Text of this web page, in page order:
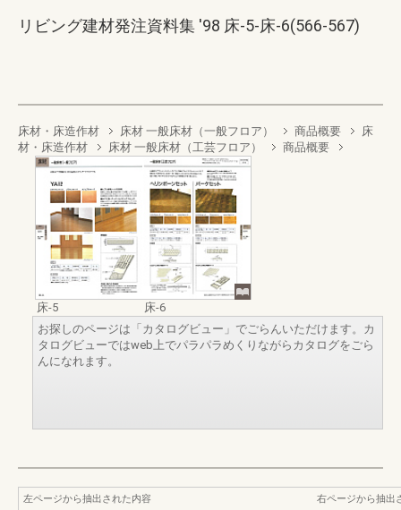
リビング建材発注資料集 '98 床-5-床-6(566-567)
床材・床造作材 床材 一般床材（一般フロア） 商品概要
床
材・床造作材
床材 一般床材（工芸フロア） 商品概要
床-5
床-6
お探しのページは「カタログビュー」でごらんいただけます。カ
タログビューではweb上でパラパラめくりながらカタログをごら
んになれます。
左ページから抽出された内容
右ページから抽出